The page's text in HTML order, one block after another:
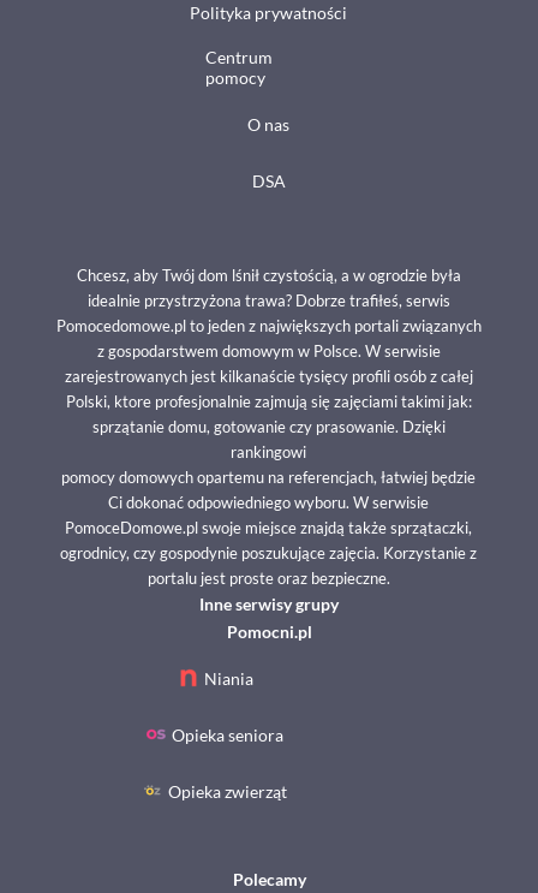
Polityka prywatności
Centrum
pomocy
O nas
DSA
Chcesz, aby Twój dom lśnił czystością, a w ogrodzie była
idealnie przystrzyżona trawa? Dobrze trafiłeś, serwis
Pomocedomowe.pl to jeden z największych portali związanych
z gospodarstwem domowym w Polsce. W serwisie
zarejestrowanych jest kilkanaście tysięcy profili osób z całej
Polski, ktore profesjonalnie zajmują się zajęciami takimi jak:
sprzątanie domu, gotowanie czy prasowanie. Dzięki
rankingowi
pomocy domowych opartemu na referencjach, łatwiej będzie
Ci dokonać odpowiedniego wyboru. W serwisie
PomoceDomowe.pl swoje miejsce znajdą także sprzątaczki,
ogrodnicy, czy gospodynie poszukujące zajęcia. Korzystanie z
portalu jest proste oraz bezpieczne.
Niania
Opieka seniora
Opieka zwierząt
Inne serwisy grupy
Pomocni.pl
Polecamy